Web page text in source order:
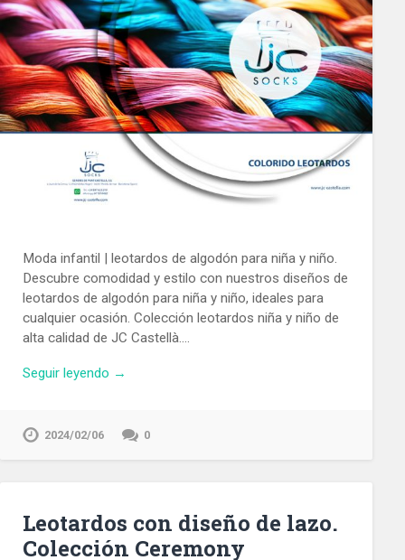
Moda infantil | leotardos de algodón para niña y niño.
Descubre comodidad y estilo con nuestros diseños de
leotardos de algodón para niña y niño, ideales para
cualquier ocasión. Colección leotardos niña y niño de
alta calidad de JC Castellà….
Seguir leyendo →
2024/02/06 0
Leotardos con diseño de lazo.
Colección Ceremony